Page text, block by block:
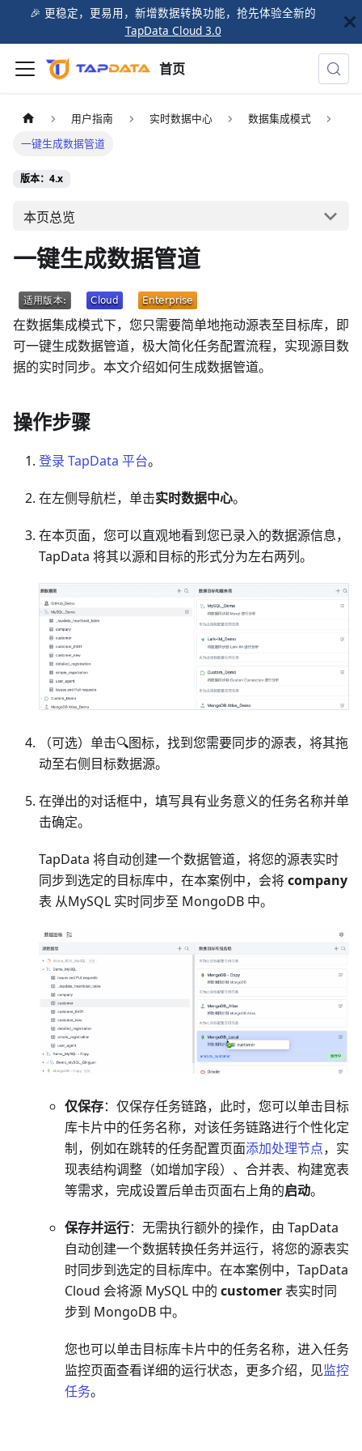
🎉️ 更稳定，更易用，新增数据转换功能，抢先体验全新的
TapData Cloud 3.0
首页
用户指南 实时数据中心
数据集成模式
一键生成数据管道
版本：4.x
本页总览
一键生成数据管道
在数据集成模式下，您只需要简单地拖动源表至目标库，即
可一键生成数据管道，极大简化任务配置流程，实现源目数
据的实时同步。本文介绍如何生成数据管道。
操作步骤
登录 TapData 平台。
在左侧导航栏，单击实时数据中心。
在本页面，您可以直观地看到您已录入的数据源信息，
TapData 将其以源和目标的形式分为左右两列。
（可选）单击🔍图标，找到您需要同步的源表，将其拖
动至右侧目标数据源。
在弹出的对话框中，填写具有业务意义的任务名称并单
击确定。
TapData 将自动创建一个数据管道，将您的源表实时
同步到选定的目标库中，在本案例中，会将company
表 从MySQL 实时同步至 MongoDB 中。
仅保存：仅保存任务链路，此时，您可以单击目标
库卡片中的任务名称，对该任务链路进行个性化定
制，例如在跳转的任务配置页面添加处理节点，实
现表结构调整（如增加字段）、合并表、构建宽表
等需求，完成设置后单击页面右上角的启动。
保存并运行：无需执行额外的操作，由 TapData
自动创建一个数据转换任务并运行，将您的源表实
时同步到选定的目标库中。在本案例中，TapData
Cloud 会将源 MySQL 中的 customer表实时同
步到 MongoDB 中。
您也可以单击目标库卡片中的任务名称，进入任务
监控页面查看详细的运行状态，更多介绍，见监控
任务。